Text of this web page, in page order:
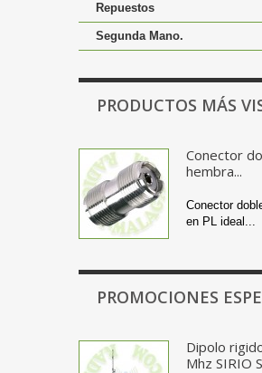
Repuestos
Segunda Mano.
PRODUCTOS MÁS
Conector
hembra...
Conector
en PL ideal...
PROMOCIONES
Dipolo
Mhz SIRIO